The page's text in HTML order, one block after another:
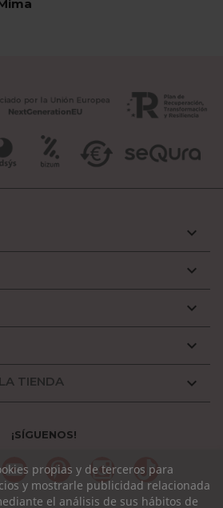




TIENDA 
¡SÍGUENOS!
YouTubePinterestInstagramTikTok
propias y de terceros para
y mostrarle publicidad relacionada
el análisis de sus hábitos de